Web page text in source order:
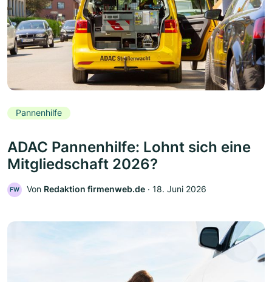
Pannenhilfe
ADAC Pannenhilfe: Lohnt sich eine
Mitgliedschaft 2026?
FW Von Redaktion firmenweb.de ‧ 18. Juni 2026